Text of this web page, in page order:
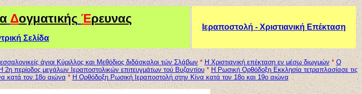
Δογματικής Έρευνας
Σελίδα
Ιεραποστολή - Χριστιανική Επέκταση
άγιοι Κύριλλος και Μεθόδιος διδάσκαλοι τών Σλάβων * Η Χριστιανική επέκταση εν μέσω διωγμών * Ο
Η 2η περίοδος μεγάλων Ιεραποστολικών επιτευγμάτων τού Βυζαντίου*H Ρωσική Ορθόδοξη Εκκλησία τετραπλασίασε τις
κατά τον 18ο αιώνα * Η Ορθόδοξη Ρωσική Ιεραποστολή στην Κίνα κατά τον 18ο και 19ο αιώνα